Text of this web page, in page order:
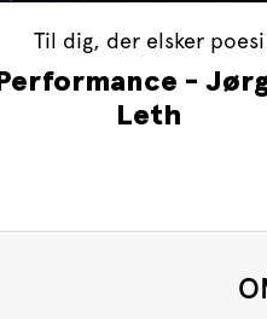
Til dig, der elsker poesi
Performance -
Leth